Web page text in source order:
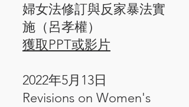
婦女法修訂與反家暴法實
施（呂孝權）
獲取PPT或影片
​2022年5月13日
Revisions on Women's